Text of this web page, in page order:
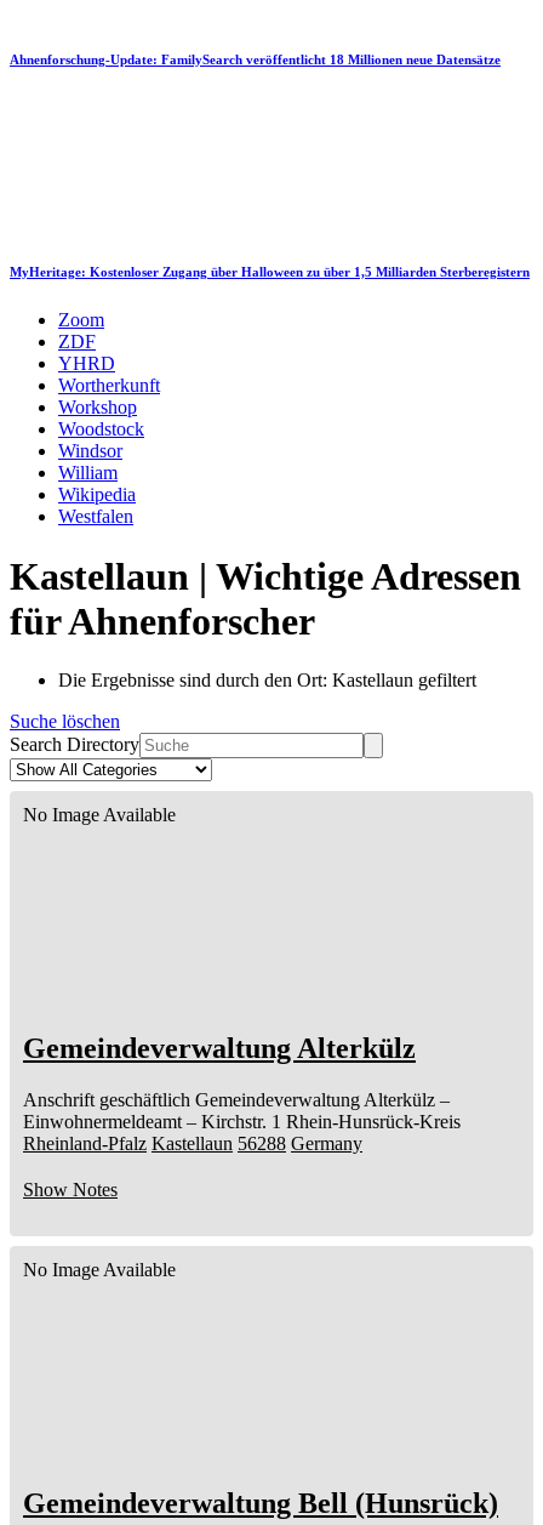
Ahnenforschung-Update: FamilySearch veröffentlicht 18 Millionen neue Datensätze
MyHeritage: Kostenloser Zugang über Halloween zu über 1,5 Milliarden Sterberegistern
Zoom
ZDF
YHRD
Wortherkunft
Workshop
Woodstock
Windsor
William
Wikipedia
Westfalen
Kastellaun | Wichtige Adressen
für Ahnenforscher
Die Ergebnisse sind durch den Ort: Kastellaun gefiltert
Suche löschen
Search Directory
No Image Available
Gemeindeverwaltung Alterkülz
Anschrift geschäftlich Gemeindeverwaltung Alterkülz –
Einwohnermeldeamt – Kirchstr. 1 Rhein-Hunsrück-Kreis
Rheinland-Pfalz Kastellaun 56288 Germany
Show Notes
No Image Available
Gemeindeverwaltung Bell (Hunsrück)